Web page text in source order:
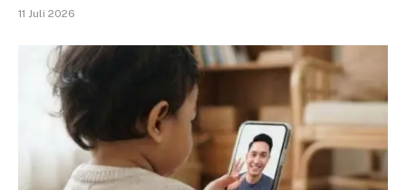
11 Juli 2026